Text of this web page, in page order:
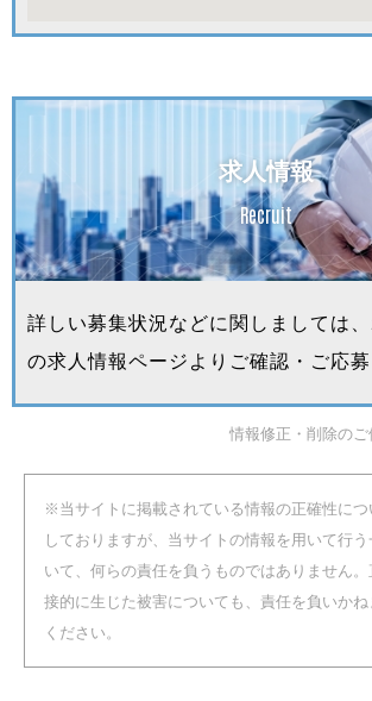
求人情報
Recruit
詳しい募集状況などに関しましては
の求人情報ページよりご確認・ご応募
情報修正・削除の
※当サイトに掲載されている情報の正確性につ
しておりますが、当サイトの情報を用いて行
いて、何らの責任を負うものではありません
接的に生じた被害についても、責任を負いか
ください。